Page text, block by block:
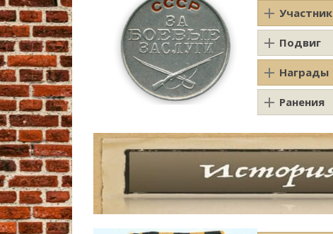
Участник
Подвиг
Награды
Ранения